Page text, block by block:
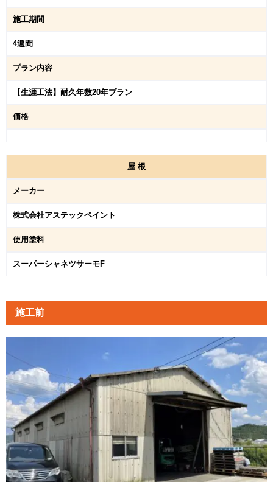
施工期間
4週間
プラン内容
【生涯工法】耐久年数20年プラン
価格
屋 根
メーカー
株式会社アステックペイント
使用塗料
スーパーシャネツサーモF
施工前